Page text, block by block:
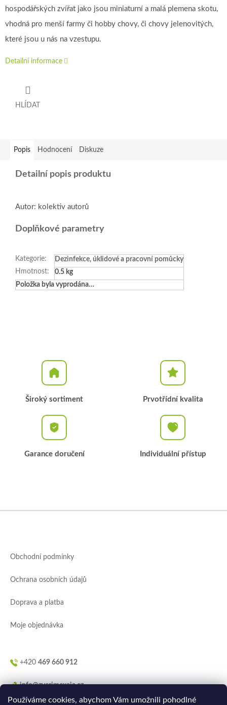
Používáme cookies, abychom Vám umožnili pohodlné
hospodářských zvířat jako jsou miniaturní a malá plemena skotu,
vhodná pro menší farmy či hobby chovy, či chovy jelenovitých,
které jsou u nás na vzestupu.
Detailní informace
HLÍDAT
Popis Hodnocení Diskuze
Detailní popis produktu
Autor: kolektiv autorů
Doplňkové parametry
Kategorie:
Dezinfekce, úklidové a pracovní pomůcky
Hmotnost:
0.5 kg
Položka byla vyprodána…
Široký sortiment Prvotřídní kvalita
Garance doručení Individuální přístup
Obchodní podmínky
Ochrana osobních údajů
Doprava a platba
Moje objednávka
+420 469 660 912
info@zverimexaja.cz